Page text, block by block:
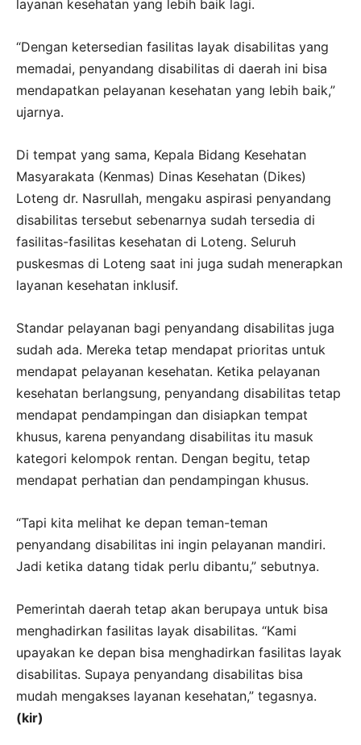
layanan kesehatan yang lebih baik lagi.
“Dengan ketersedian fasilitas layak disabilitas yang
memadai, penyandang disabilitas di daerah ini bisa
mendapatkan pelayanan kesehatan yang lebih baik,”
ujarnya.
Di tempat yang sama, Kepala Bidang Kesehatan
Masyarakata (Kenmas) Dinas Kesehatan (Dikes)
Loteng dr. Nasrullah, mengaku aspirasi penyandang
disabilitas tersebut sebenarnya sudah tersedia di
fasilitas-fasilitas kesehatan di Loteng. Seluruh
puskesmas di Loteng saat ini juga sudah menerapkan
layanan kesehatan inklusif.
Standar pelayanan bagi penyandang disabilitas juga
sudah ada. Mereka tetap mendapat prioritas untuk
mendapat pelayanan kesehatan. Ketika pelayanan
kesehatan berlangsung, penyandang disabilitas tetap
mendapat pendampingan dan disiapkan tempat
khusus, karena penyandang disabilitas itu masuk
kategori kelompok rentan. Dengan begitu, tetap
mendapat perhatian dan pendampingan khusus.
“Tapi kita melihat ke depan teman-teman
penyandang disabilitas ini ingin pelayanan mandiri.
Jadi ketika datang tidak perlu dibantu,” sebutnya.
Pemerintah daerah tetap akan berupaya untuk bisa
menghadirkan fasilitas layak disabilitas. “Kami
upayakan ke depan bisa menghadirkan fasilitas layak
disabilitas. Supaya penyandang disabilitas bisa
mudah mengakses layanan kesehatan,” tegasnya.
(kir)